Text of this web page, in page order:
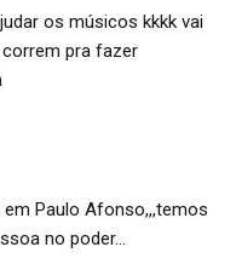
os músicos kkkk vai
correm pra fazer
Paulo Afonso,,,temos
no poder…